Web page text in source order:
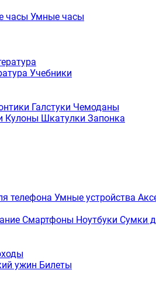
часы Умные часы
Учебники
Галстуки Чемоданы
Кулоны Шкатулки Запонка
телефона Умные устройства
Смартфоны Ноутбуки Сумки
ужин Билеты